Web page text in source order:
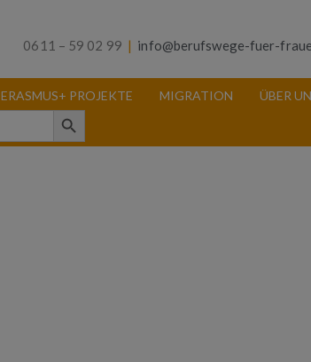
0611 – 59 02 99 | info@berufswege-fuer-
ERASMUS+ PROJEKTE MIGRATION ÜBER
Search Button